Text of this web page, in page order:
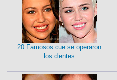
20 Famosos que se operaron
los dientes